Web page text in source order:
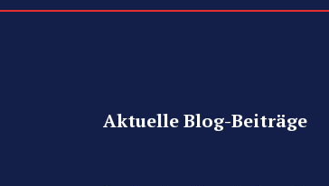
Aktuelle Blog-Beiträge